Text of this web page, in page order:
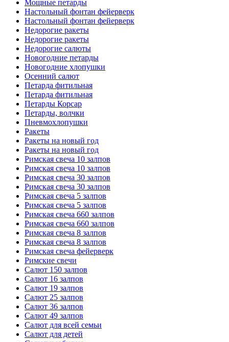
Мощные петарды
Настольный фонтан фейерверк
Настольный фонтан фейерверк
Недорогие ракеты
Недорогие ракеты
Недорогие салюты
Новогодние петарды
Новогодние хлопушки
Осенний салют
Петарда фитильная
Петарда фитильная
Петарды Корсар
Петарды, волчки
Пневмохлопушки
Ракеты
Ракеты на новый год
Ракеты на новый год
Римская свеча 10 залпов
Римская свеча 10 залпов
Римская свеча 30 залпов
Римская свеча 30 залпов
Римская свеча 5 залпов
Римская свеча 5 залпов
Римская свеча 660 залпов
Римская свеча 660 залпов
Римская свеча 8 залпов
Римская свеча 8 залпов
Римская свеча фейерверк
Римские свечи
Салют 150 залпов
Салют 16 залпов
Салют 19 залпов
Салют 25 залпов
Салют 36 залпов
Салют 49 залпов
Салют для всей семьи
Салют для детей